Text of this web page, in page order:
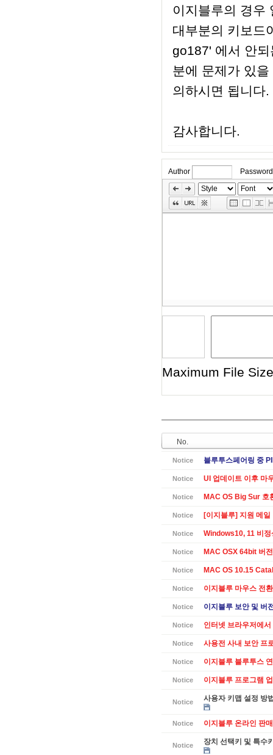
이지블루의 경우
대부분의 키보드
go187' 에서 안
분에 문제가 있
의하시면 됩니다.
감사합니다.
Author
Password
Skip
Edit
Toolbox
Maximum File
No.
Notice 블루투스페어링 중
Notice UI 업데이트 이후 마
Notice MAC OS Big Sur 호
Notice [이지블루] 지원 메일
Notice Windows10, 11 비정
Notice MAC OSX 64bit 버
Notice MAC OS 10.15
Notice 이지블루 마우스 전
Notice 이지블루 보안 및 버
Notice 인터넷 브라우저에
Notice 사용전 사내 보안 프
Notice 이지블루 블루투스
Notice 이지블루 프로그램
Notice 사용자 키맵 설정 방
Notice 이지블루 온라인 판
Notice 장치 선택키 및 특수